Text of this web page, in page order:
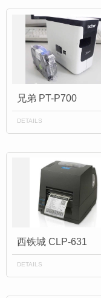
兄弟 PT-P700
DETAILS
西铁城 CLP-631
DETAILS